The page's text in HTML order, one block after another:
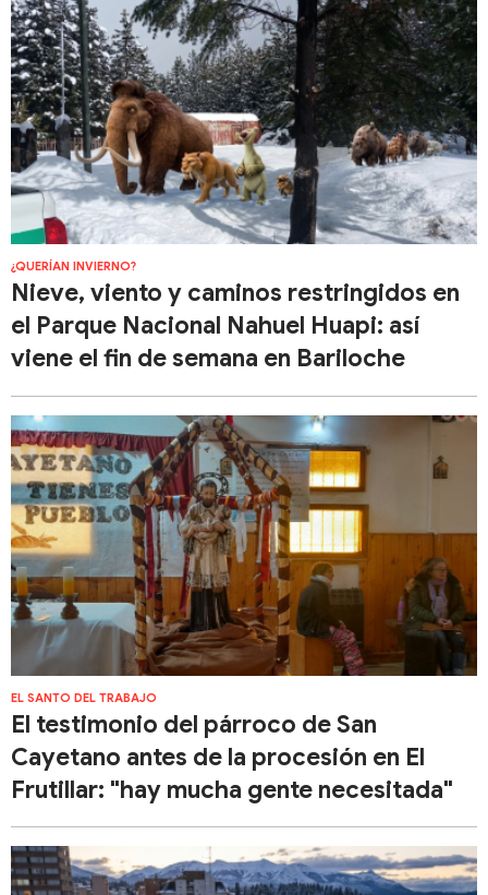
¿QUERÍAN INVIERNO?
Nieve, viento y caminos restringidos en
el Parque Nacional Nahuel Huapi: así
viene el fin de semana en Bariloche
EL SANTO DEL TRABAJO
El testimonio del párroco de San
Cayetano antes de la procesión en El
Frutillar: "hay mucha gente necesitada"